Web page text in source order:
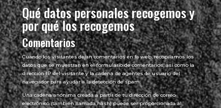
Qué datos personales recogemos y
por qué los recogemos
Comentarios
Cuando los visitantes dejan comentarios en la web, recopilamos los
datos que se muestran en el formulario de comentarios, así como la
dirección IP del visitante y la cadena de agentes de usuario del
navegador para ayudar a la detección de spam.
Una cadena anónima creada a partir de tu dirección de correo
electrónico (también llamada hash) puede ser proporcionada al